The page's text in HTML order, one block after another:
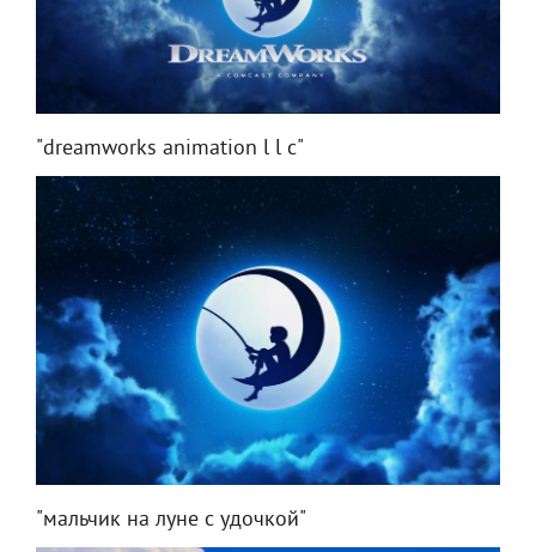
"dreamworks animation l l c"
"мальчик на луне с удочкой"